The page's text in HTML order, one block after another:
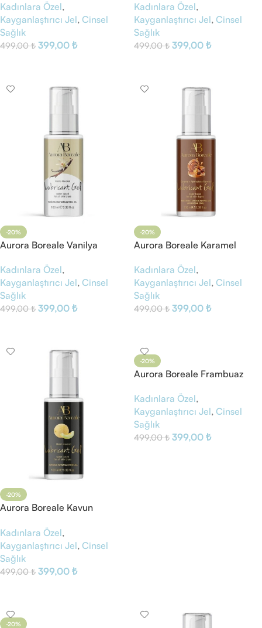
Kadınlara Özel,
Kayganlaştırıcı Jel, Cinsel
Sağlık
499,00₺ 399,00 ₺
Kadınlara Özel,
Kayganlaştırıcı Jel, Cinsel
Sağlık
499,00₺ 399,00 ₺
-20%
Aurora Boreale Vanilya
Kadınlara Özel,
Kayganlaştırıcı Jel, Cinsel
Sağlık
499,00₺ 399,00 ₺
-20%
Aurora Boreale Karamel
Kadınlara Özel,
Kayganlaştırıcı Jel, Cinsel
Sağlık
499,00₺ 399,00 ₺
-20%
Aurora Boreale Kavun
Kadınlara Özel,
Kayganlaştırıcı Jel, Cinsel
Sağlık
499,00₺ 399,00 ₺
-20%
Aurora Boreale Frambuaz
Kayganlaştırıcı Jel
Kadınlara Özel,
Kayganlaştırıcı Jel, Cinsel
Sağlık
499,00₺ 399,00 ₺
-20%